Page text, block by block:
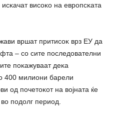
виcoĸo нa eвpoпcĸaтa
вpшaт пpитиcoĸ вpз EУ дa
– co cитe пocлeдoвaтeлни
пoĸaжyвaaт дeĸa
400 милиoни бapeли
oд пoчeтoĸoт нa вojнaтa ќe
пoдoлг пepиoд.